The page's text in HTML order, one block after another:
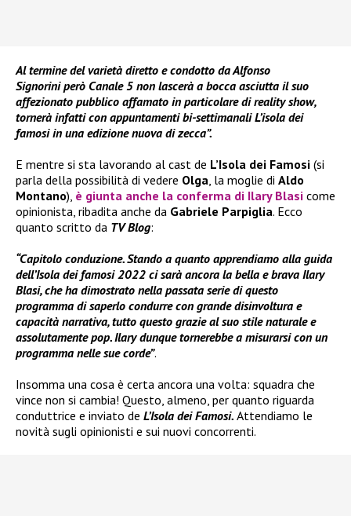
Al termine del varietà diretto e condotto da Alfonso
Signorini però Canale 5 non lascerà a bocca asciutta il suo
affezionato pubblico affamato in particolare di reality show,
tornerà infatti con appuntamenti bi-settimanali L’isola dei
famosi in una edizione nuova di zecca”.
E mentre si sta lavorando al cast de L’Isola dei Famosi (si
parla della possibilità di vedere Olga, la moglie di Aldo
Montano), è giunta anche la conferma di Ilary Blasi come
opinionista, ribadita anche da Gabriele Parpiglia. Ecco
quanto scritto da TV Blog:
“Capitolo conduzione. Stando a quanto apprendiamo alla guida
dell’Isola dei famosi 2022 ci sarà ancora la bella e brava Ilary
Blasi, che ha dimostrato nella passata serie di questo
programma di saperlo condurre con grande disinvoltura e
capacità narrativa, tutto questo grazie al suo stile naturale e
assolutamente pop. Ilary dunque tornerebbe a misurarsi con un
programma nelle sue corde”.
Insomma una cosa è certa ancora una volta: squadra che
vince non si cambia! Questo, almeno, per quanto riguarda
conduttrice e inviato de L’Isola dei Famosi. Attendiamo le
novità sugli opinionisti e sui nuovi concorrenti.